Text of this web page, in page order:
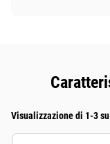
Visualizzazione di 1-3